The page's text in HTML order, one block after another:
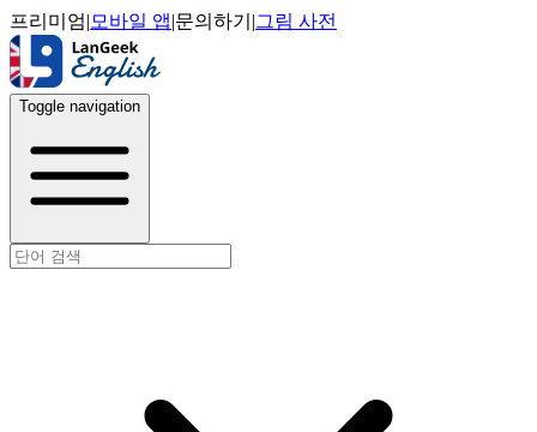
프리미엄| 모바일 앱|문의하기 |그림 사전
Toggle navigation